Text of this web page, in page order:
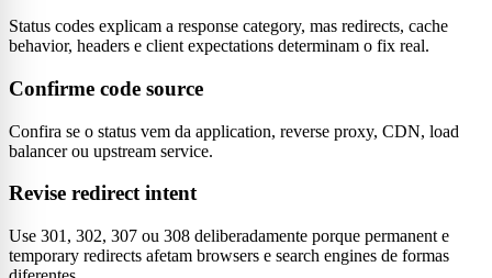
Status codes explicam a response category, mas redirects, cache
behavior, headers e client expectations determinam o fix real.
Confirme code source
Confira se o status vem da application, reverse proxy, CDN, load
balancer ou upstream service.
Revise redirect intent
Use 301, 302, 307 ou 308 deliberadamente porque permanent e
temporary redirects afetam browsers e search engines de formas